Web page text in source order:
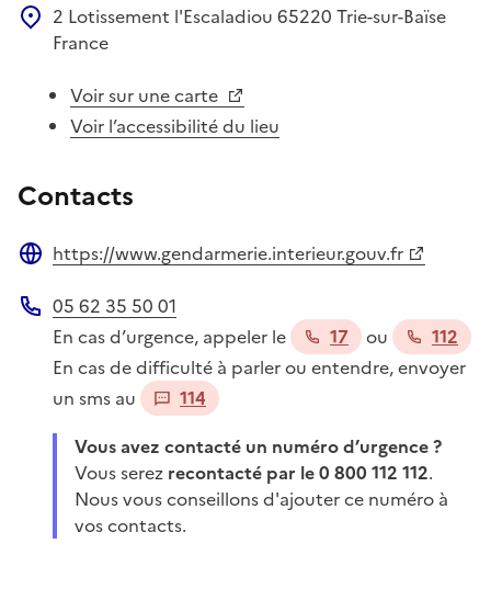
2 Lotissement l'Escaladiou 65220 Trie-sur-Baïse
France
Voir sur une carte
Voir l’accessibilité du lieu
Contacts
https://www.gendarmerie.interieur.gouv.fr
Téléphone
05 62 35 50 01
En cas d’urgence, appeler le
17 ou
112
En cas de difficulté à parler ou entendre, envoyer
un sms au
114
Vous avez contacté un numéro d’urgence ?
Vous serez recontacté par le 0 800 112 112.
Nous vous conseillons d'ajouter ce numéro à
vos contacts.